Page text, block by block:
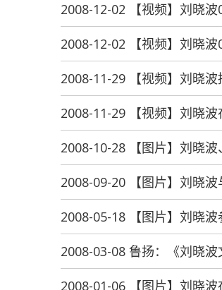
2008-12-02 【视频】刘晓波
2008-12-02 【视频】刘晓
2008-11-29 【视频】刘晓
2008-11-29 【视频】刘晓
2008-10-28 【图片】刘晓
2008-09-20 【图片】刘晓波
2008-05-18 【图片】刘晓波
2008-03-08 鲁扬：《刘晓波
2008-01-06 【图片】刘晓波